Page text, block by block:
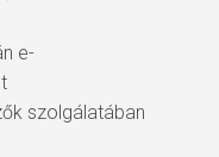
e-
szolgálatában